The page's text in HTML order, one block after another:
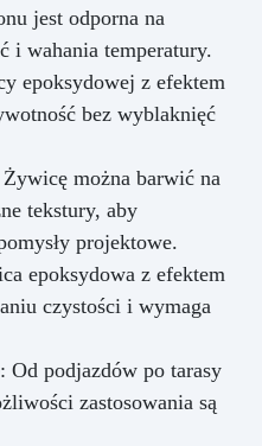
jest odporna na
i wahania temperatury.
epoksydowej z efektem
bez wyblaknięć
można barwić na
tekstury, aby
projektowe.
epoksydowa z efektem
czystości i wymaga
Od podjazdów po tarasy
zastosowania są